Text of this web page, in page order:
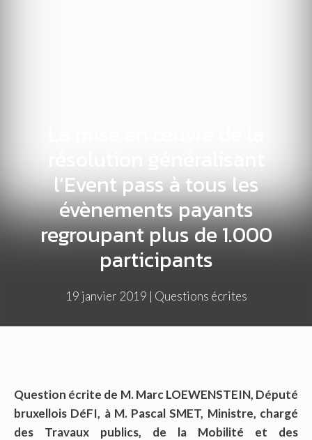
l’Event pass à tous les
évènements payants
regroupant plus de 1.000
participants
19 janvier 2019 | Questions écrites
Question écrite de M. Marc LOEWENSTEIN, Député
bruxellois DéFI, à M. Pascal SMET, Ministre, chargé
des Travaux publics, de la Mobilité et des